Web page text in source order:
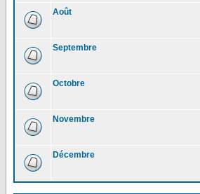
Août
Septembre
Octobre
Novembre
Décembre